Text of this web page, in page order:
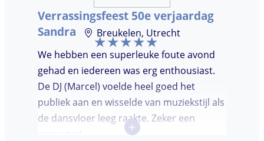
Verrassingsfeest 50e verjaardag
Sandra
Breukelen, Utrecht
We hebben een superleuke foute avond
gehad en iedereen was erg enthousiast.
De DJ (Marcel) voelde heel goed het
publiek aan en wisselde van muziekstijl als
de dansvloer leeg raakte. Zeker een
+